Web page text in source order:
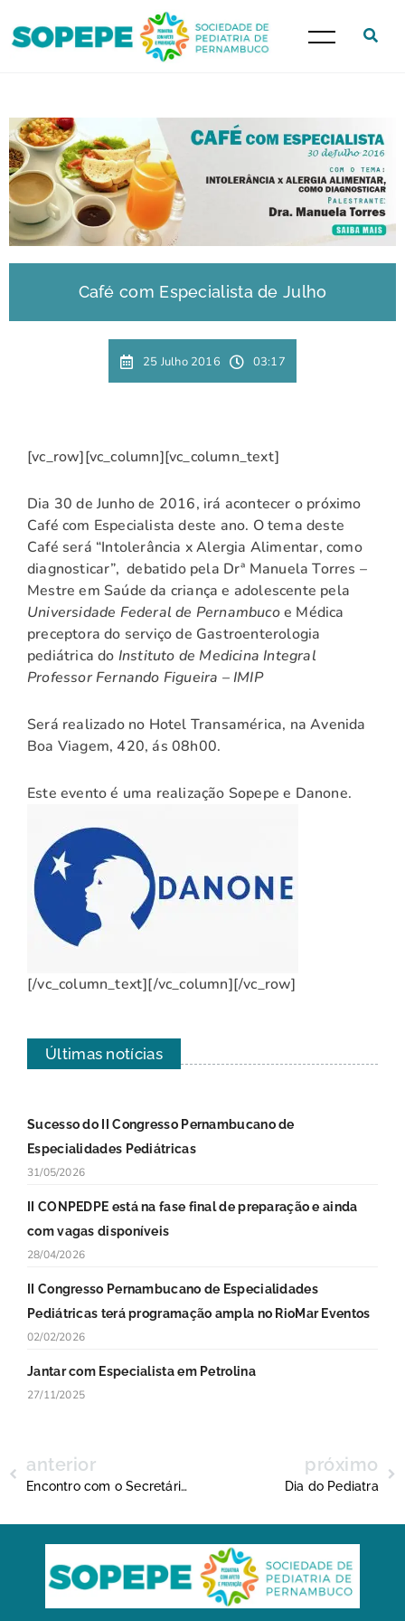
Café com Especialista de Julho
25 Julho 2016 03:17
[vc_row][vc_column][vc_column_text]
Dia 30 de Junho de 2016, irá acontecer o próximo
Café com Especialista deste ano. O tema deste
Café será “Intolerância x Alergia Alimentar, como
diagnosticar”, debatido pela Drª Manuela Torres –
Mestre em Saúde da criança e adolescente pela
Universidade Federal de Pernambucoe Médica
preceptora do serviço de Gastroenterologia
pediátrica do Instituto de Medicina Integral
Professor Fernando Figueira – IMIP
Será realizado no Hotel Transamérica, na Avenida
Boa Viagem, 420, ás 08h00.
Este evento é uma realização Sopepe e Danone.
[/vc_column_text][/vc_column][/vc_row]
Últimas notícias
Sucesso do II Congresso Pernambucano de
Especialidades Pediátricas
31/05/2026
II CONPEDPE está na fase final de preparação e ainda
com vagas disponíveis
28/04/2026
II Congresso Pernambucano de Especialidades
Pediátricas terá programação ampla no RioMar Eventos
02/02/2026
Jantar com Especialista em Petrolina
27/11/2025
anterior
Encontro com o Secretário Estadual de Saúde
próximo
Dia do Pediatra